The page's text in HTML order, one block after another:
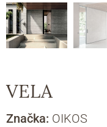
VELA
Značka: OIKOS